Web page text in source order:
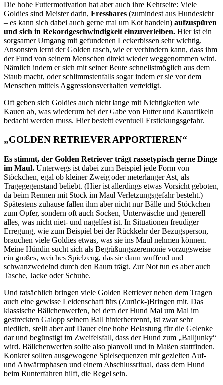
Die hohe Futtermotivation hat aber auch ihre Kehrseite: Viele
Goldies sind Meister darin, Fressbares (zumindest aus Hundesicht
– es kann sich dabei auch gerne mal um Kot handeln) aufzuspüren
und sich in Rekordgeschwindigkeit einzuverleiben. Hier ist ein
sorgsamer Umgang mit gefundenen Leckerbissen sehr wichtig.
Ansonsten lernt der Golden rasch, wie er verhindern kann, dass ihm
der Fund von seinem Menschen direkt wieder weggenommen wird.
Nämlich indem er sich mit seiner Beute schnellstmöglich aus dem
Staub macht, oder schlimmstenfalls sogar indem er sie vor dem
Menschen mittels Aggressionsverhalten verteidigt.
Oft geben sich Goldies auch nicht lange mit Nichtigkeiten wie
Kauen ab, was wiederum bei der Gabe von Futter und Kauartikeln
bedacht werden muss. Hier besteht eventuell Erstickungsgefahr.
„GOLDEN RETRIEVER APPORTIEREN“
Es stimmt, der Golden Retriever trägt rassetypisch gerne Dinge
im Maul. Unterwegs ist dabei zum Beispiel jede Form von
Stöckchen, egal ob kleiner Zweig oder meterlanger Ast, als
Tragegegenstand beliebt. (Hier ist allerdings etwas Vorsicht geboten,
da beim Rennen mit Stock im Maul Verletzungsgefahr besteht.)
Spätestens zuhause fallen ihm aber nicht nur Bälle und Stöckchen
zum Opfer, sondern oft auch Socken, Unterwäsche und generell
alles, was nicht niet- und nagelfest ist. In Situationen freudiger
Erregung, wie zum Beispiel bei der Rückkehr der Bezugsperson,
brauchen viele Goldies etwas, was sie ins Maul nehmen können.
Meine Hündin sucht sich als Begrüßungszeremonie vorzugsweise
ein großes, weiches Spielzeug, das sie dann wuffend und
schwanzwedelnd durch den Raum trägt. Zur Not tun es aber auch
Tasche, Jacke oder Schuhe.
Und tatsächlich bringen viele Golden Retriever neben dem Tragen
auch eine gewisse Leidenschaft fürs (Zurück-)Bringen mit. Das
klassische Bällchenwerfen, bei dem der Hund Mal um Mal im
gestreckten Galopp seinem Ball hinterherrennt, ist zwar sehr
niedlich, stellt aber auf Dauer eine hohe Belastung für die Gelenke
dar und begünstigt im Zweifelsfall, dass der Hund zum „Balljunky“
wird. Bällchenwerfen sollte also planvoll und in Maßen stattfinden.
Konkret sollten ausgewogene Spielsequenzen mit gezielten Auf-
und Abwärmphasen und einem Abschlussritual, dass dem Hund
beim Runterfahren hilft, die Regel sein.